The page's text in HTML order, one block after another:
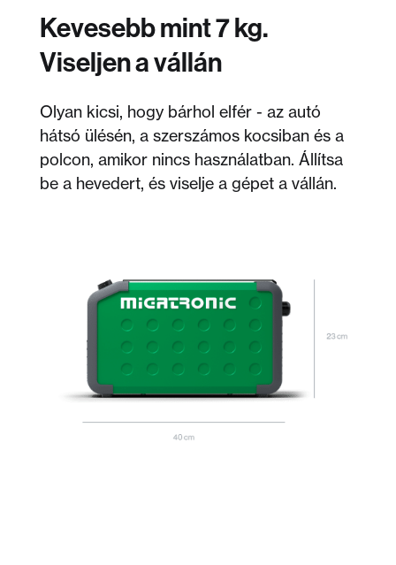
Kevesebb mint 7 kg.
Viseljen a vállán
Olyan kicsi, hogy bárhol elfér - az autó
hátsó ülésén, a szerszámos kocsiban és a
polcon, amikor nincs használatban. Állítsa
be a hevedert, és viselje a gépet a vállán.